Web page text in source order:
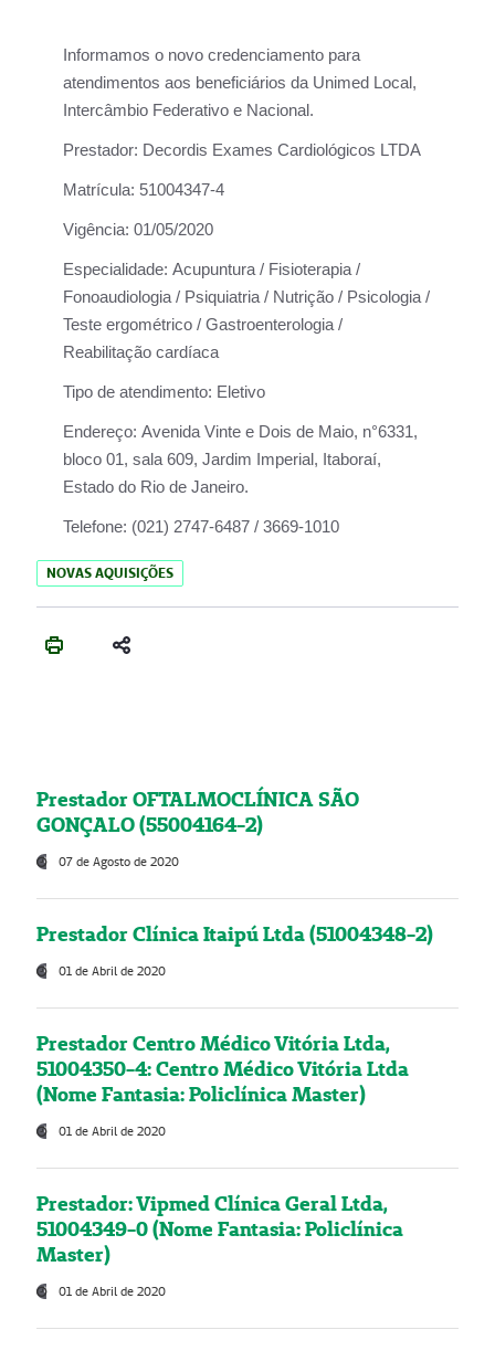
Informamos o novo credenciamento para
atendimentos aos beneficiários da Unimed Local,
Intercâmbio Federativo e Nacional.
Prestador: Decordis Exames Cardiológicos LTDA
Matrícula: 51004347-4
Vigência: 01/05/2020
Especialidade: Acupuntura / Fisioterapia /
Fonoaudiologia / Psiquiatria / Nutrição / Psicologia /
Teste ergométrico / Gastroenterologia /
Reabilitação cardíaca
Tipo de atendimento: Eletivo
Endereço: Avenida Vinte e Dois de Maio, n°6331,
bloco 01, sala 609, Jardim Imperial, Itaboraí,
Estado do Rio de Janeiro.
Telefone: (021) 2747-6487 / 3669-1010
NOVAS AQUISIÇÕES
Prestador OFTALMOCLÍNICA SÃO
GONÇALO (55004164-2)
07 de Agosto de 2020
Prestador Clínica Itaipú Ltda (51004348-2)
01 de Abril de 2020
Prestador Centro Médico Vitória Ltda,
51004350-4: Centro Médico Vitória Ltda
(Nome Fantasia: Policlínica Master)
01 de Abril de 2020
Prestador: Vipmed Clínica Geral Ltda,
51004349-0 (Nome Fantasia: Policlínica
Master)
01 de Abril de 2020